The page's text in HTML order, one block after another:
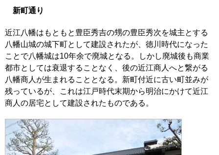
新町通り
近江八幡はもともと豊臣秀吉の甥の豊臣秀次を城主とする
八幡山城の城下町として建設されたが、徳川時代になった
ことで八幡城は10年余で廃城となる。しかし廃城後も商業
都市としては衰退することなく、後の近江商人へと繋がる
八幡商人が生まれることとなる。新町付近に古い町並みが
残っているが、これは江戸時代末期から明治にかけて近江
商人の居宅として建設されたものである。